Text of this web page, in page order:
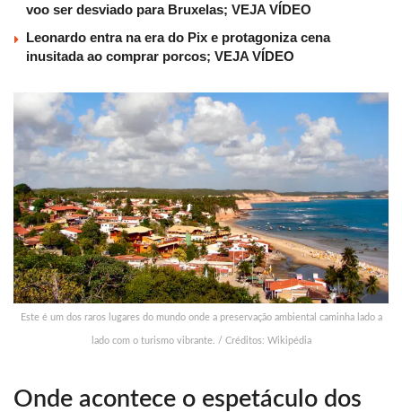
voo ser desviado para Bruxelas; VEJA VÍDEO
Leonardo entra na era do Pix e protagoniza cena
inusitada ao comprar porcos; VEJA VÍDEO
Este é um dos raros lugares do mundo onde a preservação ambiental caminha lado a
lado com o turismo vibrante. / Créditos: Wikipédia
Onde acontece o espetáculo dos